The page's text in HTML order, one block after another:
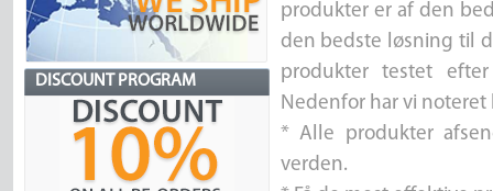
DISCOUNT PROGRAM
produkter er af den
den bedste løsning til
produkter testet
Nedenfor har vi
* Alle produkter
verden.